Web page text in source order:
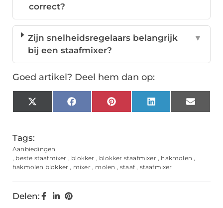
correct?
Zijn snelheidsregelaars belangrijk
bij een staafmixer?
▼
Goed artikel? Deel hem dan op:
X
(Twitter)
FacebookPinterestLinkedInEmail
Tags:
Aanbiedingen
, beste staafmixer , blokker , blokker staafmixer, hakmolen ,
hakmolen blokker , mixer, molen ,staaf, staafmixer
Delen: